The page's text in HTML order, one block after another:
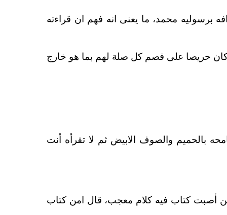
برسوليه محمد، ما يعنى انه فهم ان قراءته
كان حريصا على فصم كل صلة لهم بما هو خارج
بالحميم والصوف الابيض ثم لا تقرأه أنت
أصبت كتاب فيه كلام معجب، قال امن كتاب